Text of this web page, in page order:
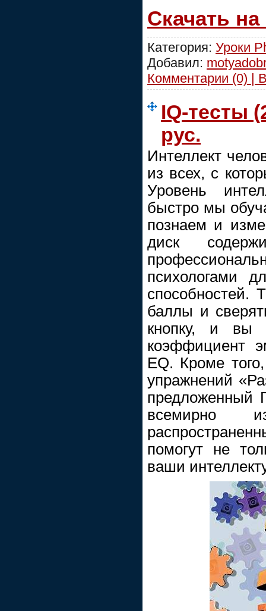
Скачать
Категория: Уроки
Добавил:
Комментарии (0) |
IQ-тесты
рус.
Интеллект
из всех, с
Уровень
быстро мы
познаем и
диск
психологами
способностей.
баллы и
кнопку, и вы
коэффициент
EQ. Кроме
упражнений
предложенный
всемирно
помогут не
ваши